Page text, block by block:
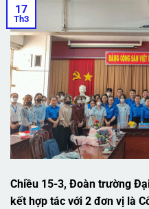
17
Th3
Chiều 15-3, Đoàn trường
kết hợp tác với 2 đơn vị là